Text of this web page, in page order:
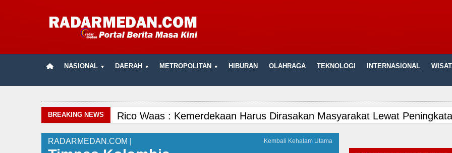
NASIONAL DAERAH METROPOLITAN HIBURAN OLAHRAGA TEKNOLOGI INTERNASIONAL
BREAKING NEWS Rico Waas : Kemerdekaan Harus Dirasakan Masyarakat Lewat
Manchester City vs Atletico Madrid Persahabatan di Seoul Minggu 9
Kembali Kehalam Utama
RADARMEDAN.COM |